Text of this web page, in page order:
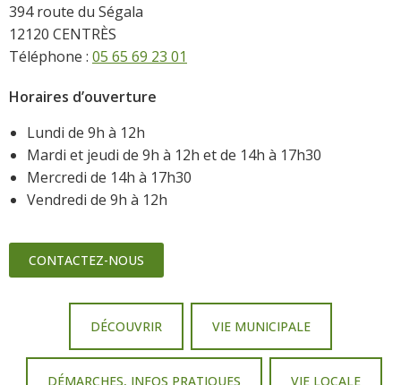
394 route du Ségala
12120 CENTRÈS
Téléphone : 05 65 69 23 01
Horaires d’ouverture
Lundi de 9h à 12h
Mardi et jeudi de 9h à 12h et de 14h à 17h30
Mercredi de 14h à 17h30
Vendredi de 9h à 12h
CONTACTEZ-NOUS
DÉCOUVRIR VIE MUNICIPALE
DÉMARCHES, INFOS PRATIQUES VIE LOCALE